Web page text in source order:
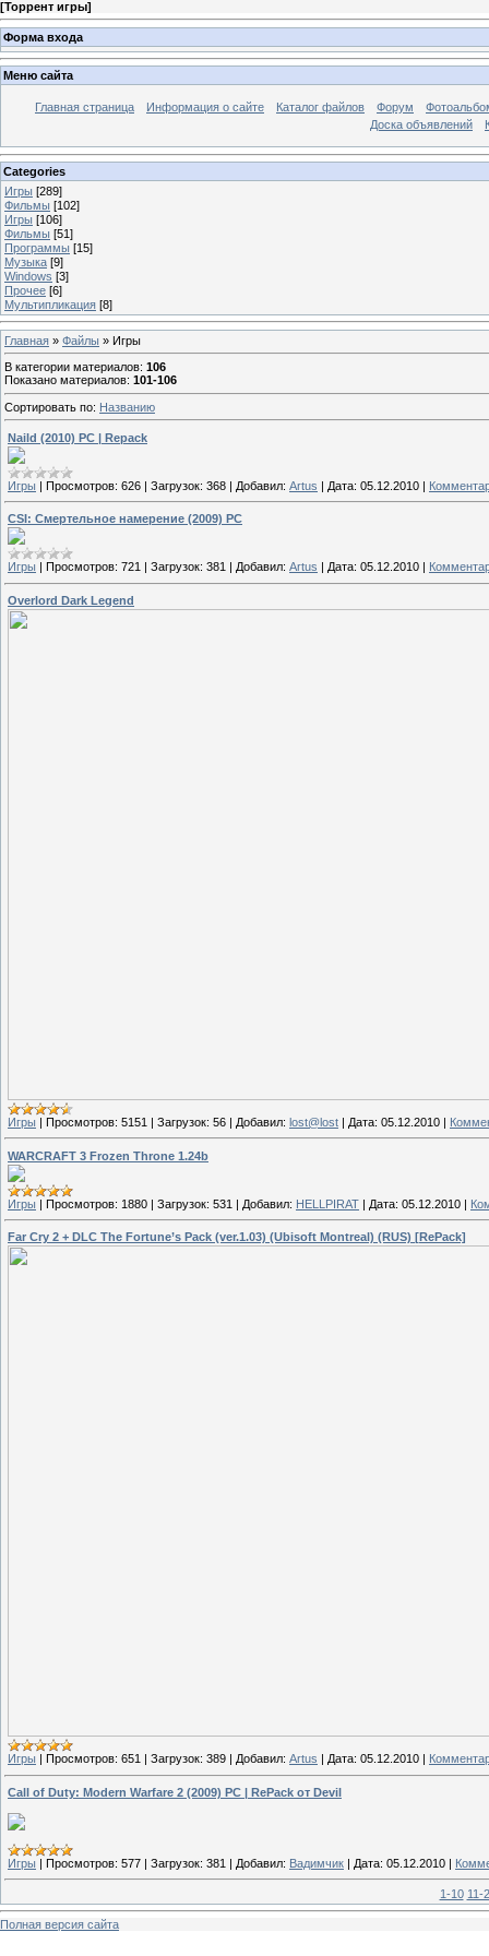
[Торрент игры]
Форма входа
Меню сайта
Главная страница Информация о сайте Каталог файлов Форум
Доска объявлений
Categories
Игры [289]
Фильмы [102]
Игры [106]
Фильмы [51]
Программы [15]
Музыка [9]
Windows [3]
Прочее [6]
Мультипликация [8]
Главная » Файлы » Игры
В категории материалов: 106
Показано материалов: 101-106
Сортировать по: Названию
Naild (2010) PC | Repack
Игры | Просмотров: 626 | Загрузок: 368 | Добавил: Artus | Дата: 05.12.2010 |
CSI: Смертельное намерение (2009) PC
Игры Просмотров: 721 Загрузок: 381 Добавил: Artus Дата: 05.12.2010
Overlord Dark Legend
Игры | Просмотров: 5151 | Загрузок: 56 | Добавил: lost@lost | Дата: 05.12.2010 |
WARCRAFT 3 Frozen Throne 1.24b
Игры | Просмотров: 1880 | Загрузок: 531 | Добавил: HELLPIRAT | Дата: 05.12.2010 |
Far Cry 2 + DLC The Fortune’s Pack (ver.1.03) (Ubisoft Montreal) (RUS) [RePack]
Игры Просмотров: 651 Загрузок: 389 Добавил: Artus Дата: 05.12.2010
Call of Duty: Modern Warfare 2 (2009) PC | RePack от Devil
Игры | Просмотров: 577 | Загрузок: 381 | Добавил: Вадимчик | Дата: 05.12.2010 |
1-10 11-
Полная версия сайта